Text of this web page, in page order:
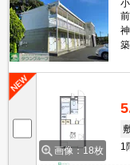
画像：18枚
1